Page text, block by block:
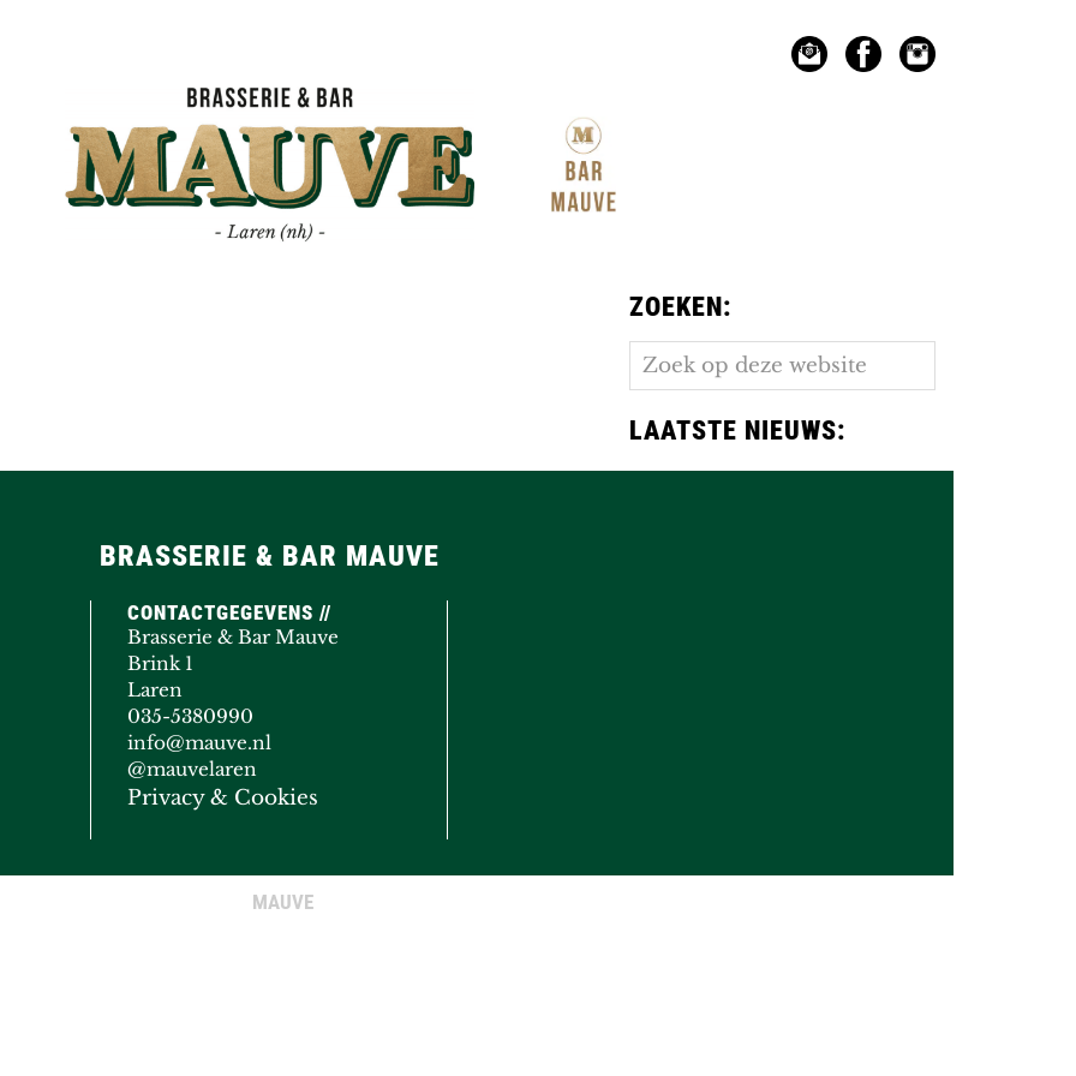
ZOEKEN:
Zoek
op
deze
website
LAATSTE NIEUWS:
BRASSERIE & BAR MAUVE
CONTACTGEGEVENS //
Brasserie & Bar Mauve
Brink 1
Laren
035-5380990
info@mauve.nl
@mauvelaren
Privacy & Cookies
MAUVE· ALL RIGHTS RESERVED